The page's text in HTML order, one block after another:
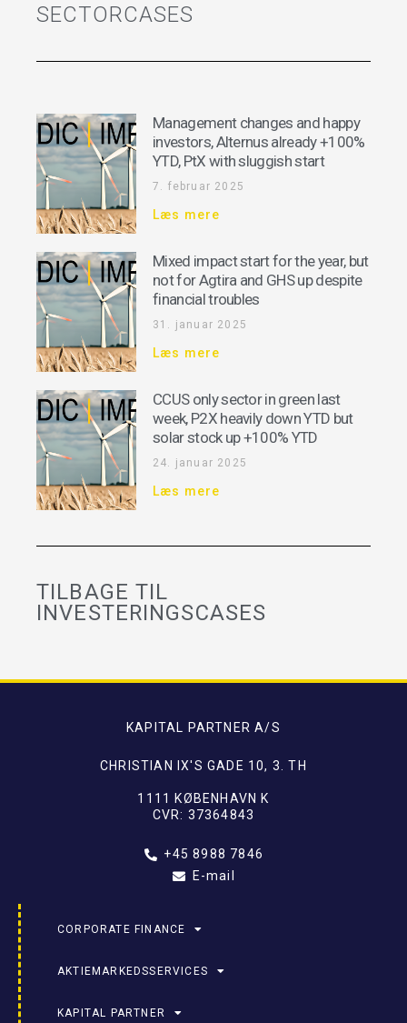
SECTORCASES
Management changes and happy
investors, Alternus already +100%
YTD, PtX with sluggish start
7. februar 2025
Læs mere
Mixed impact start for the year, but
not for Agtira and GHS up despite
financial troubles
31. januar 2025
Læs mere
CCUS only sector in green last
week, P2X heavily down YTD but
solar stock up +100% YTD
24. januar 2025
Læs mere
TILBAGE TIL
INVESTERINGSCASES
KAPITAL PARTNER A/S
CHRISTIAN IX'S GADE 10, 3. TH
1111 KØBENHAVN K
CVR: 37364843
+45 8988 7846
E-mail
CORPORATE FINANCE
AKTIEMARKEDSSERVICES
KAPITAL PARTNER